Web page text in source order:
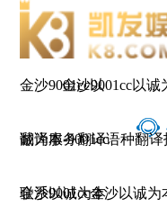
金沙9001cc以
诚为本-9001cc
金沙以诚为本
金沙9001cc以诚
翻译服务翻译语种翻译
联系9001cc金沙以诚为